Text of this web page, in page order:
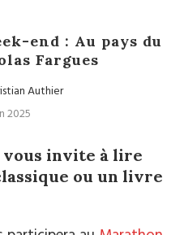
end : Au pays du
Fargues
Authier
2025
vous invite à lire
ou un livre